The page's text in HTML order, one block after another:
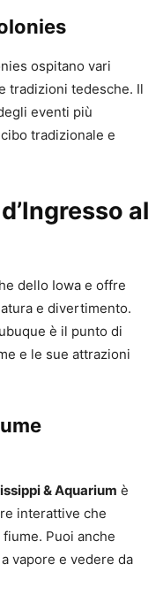
ospitano vari
tradizioni tedesche. Il
eventi più
tradizionale e
al
dello Iowa e offre
e divertimento.
è il punto di
e le sue attrazioni
& Aquarium è
interattive che
Puoi anche
vapore e vedere da